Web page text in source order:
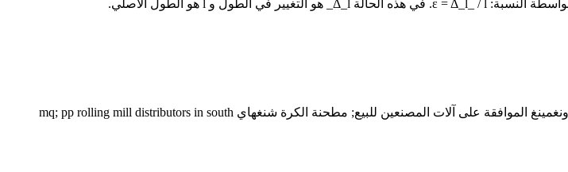
كيفية حساب معامل صفاء غبار الكسارة; تعدين البوكسيت في الشرق الأوسط; شنغهاي شنغهاي دونغمينغ الموافقة على آلات المصنعين للبيع; مطحنة الكرة شنغهاي mq; pp rolling mill distributors in south